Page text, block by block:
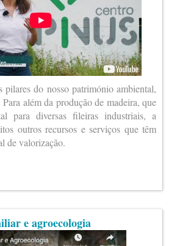
do nosso património ambiental,
além da produção de madeira, que
para diversas fileiras industriais, a
outros recursos e serviços que têm
de valorização.
e agroecologia